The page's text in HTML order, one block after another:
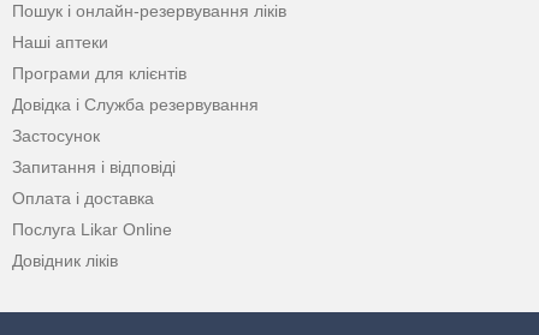
Пошук і онлайн-резервування ліків
Наші аптеки
Програми для клієнтів
Довідка і Служба резервування
Застосунок
Запитання і відповіді
Оплата і доставка
Послуга Likar Online
Довідник ліків